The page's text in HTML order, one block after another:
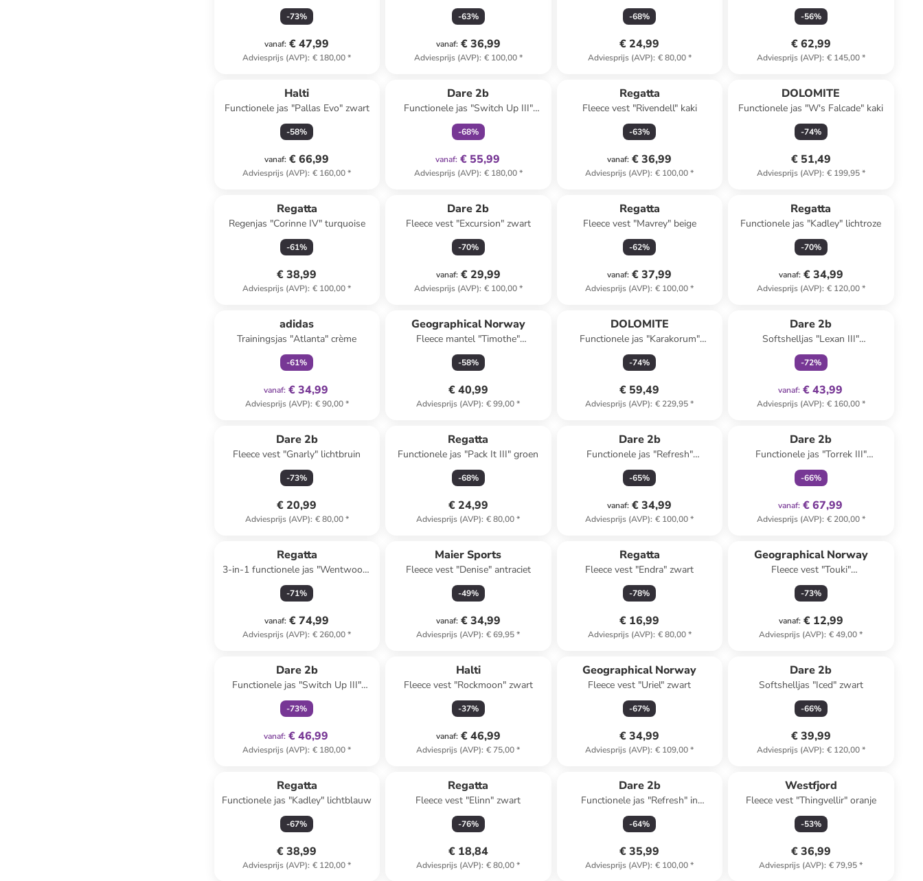
lichtblauw
-73%
vanaf: € 47,99
Adviesprijs (AVP): € 180,00*
-63%
vanaf: € 36,99
Adviesprijs (AVP): € 100,00*
-68%
€ 24,99
Adviesprijs (AVP): € 80,00*
lichtblauw/blauw
-56%
€ 62,99
Adviesprijs (AVP): € 145,00*
Halti
Functionele jas "Pallas Evo" zwart
-58%
vanaf: € 66,99
Adviesprijs (AVP): € 160,00*
Dare 2b
Functionele jas "Switch Up III"
zwart
-68%
vanaf: € 55,99
Adviesprijs (AVP): € 180,00*
Regatta
Fleece vest "Rivendell" kaki
-63%
vanaf: € 36,99
Adviesprijs (AVP): € 100,00*
DOLOMITE
Functionele jas "W's Falcade" kaki
-74%
€ 51,49
Adviesprijs (AVP): € 199,95*
Regatta
Regenjas "Corinne IV" turquoise
-61%
€ 38,99
Adviesprijs (AVP): € 100,00*
Dare 2b
Fleece vest "Excursion" zwart
-70%
vanaf: € 29,99
Adviesprijs (AVP): € 100,00*
Regatta
Fleece vest "Mavrey" beige
-62%
vanaf: € 37,99
Adviesprijs (AVP): € 100,00*
Regatta
Functionele jas "Kadley" lichtroze
-70%
vanaf: € 34,99
Adviesprijs (AVP): € 120,00*
adidas
Trainingsjas "Atlanta" crème
-61%
vanaf: € 34,99
Adviesprijs (AVP): € 90,00*
Geographical Norway
Fleece mantel "Timothe"
donkerblauw
-58%
€ 40,99
Adviesprijs (AVP): € 99,00*
DOLOMITE
Functionele jas "Karakorum"
lichtroze
-74%
€ 59,49
Adviesprijs (AVP): € 229,95*
Dare 2b
Softshelljas "Lexan III"
donkerblauw
-72%
vanaf: € 43,99
Adviesprijs (AVP): € 160,00*
Dare 2b
Fleece vest "Gnarly" lichtbruin
-73%
€ 20,99
Adviesprijs (AVP): € 80,00*
Regatta
Functionele jas "Pack It III" groen
-68%
€ 24,99
Adviesprijs (AVP): € 80,00*
Dare 2b
Functionele jas "Refresh"
donkerblauw
-65%
vanaf: € 34,99
Adviesprijs (AVP): € 100,00*
Dare 2b
Functionele jas "Torrek III"
lichtblauw/donkerblauw
-66%
vanaf: € 67,99
Adviesprijs (AVP): € 200,00*
Regatta
3-in-1 functionele jas "Wentwood"
donkerblauw
-71%
vanaf: € 74,99
Adviesprijs (AVP): € 260,00*
Maier Sports
Fleece vest "Denise" antraciet
-49%
vanaf: € 34,99
Adviesprijs (AVP): € 69,95*
Regatta
Fleece vest "Endra" zwart
-78%
€ 16,99
Adviesprijs (AVP): € 80,00*
Geographical Norway
Fleece vest "Touki"
rosé/donkerblauw
-73%
vanaf: € 12,99
Adviesprijs (AVP): € 49,00*
Dare 2b
Functionele jas "Switch Up III"
donkerblauw
-73%
vanaf: € 46,99
Adviesprijs (AVP): € 180,00*
Halti
Fleece vest "Rockmoon" zwart
-37%
vanaf: € 46,99
Adviesprijs (AVP): € 75,00*
Geographical Norway
Fleece vest "Uriel" zwart
-67%
€ 34,99
Adviesprijs (AVP): € 109,00*
Dare 2b
Softshelljas "Iced" zwart
-66%
€ 39,99
Adviesprijs (AVP): € 120,00*
Regatta
Functionele jas "Kadley" lichtblauw
-67%
€ 38,99
Adviesprijs (AVP): € 120,00*
Regatta
Fleece vest "Elinn" zwart
-76%
€ 18,84
Adviesprijs (AVP): € 80,00*
Dare 2b
Functionele jas "Refresh" in
Hellgelb
-64%
€ 35,99
Adviesprijs (AVP): € 100,00*
Westfjord
Fleece vest "Thingvellir" oranje
-53%
€ 36,99
Adviesprijs (AVP): € 79,95*